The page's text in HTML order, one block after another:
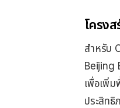
โครง
สำหรับ
Beijing
เพื่อเพิ่
ประสิทธิ